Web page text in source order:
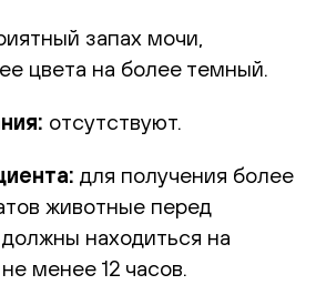
запах мочи,
цвета на более темный.
отсутствуют.
для получения более
животные перед
находиться на
менее 12 часов.